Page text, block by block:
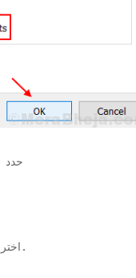
4. حدد
6. اختر عندما تنبثق مطالبة التأكيد.